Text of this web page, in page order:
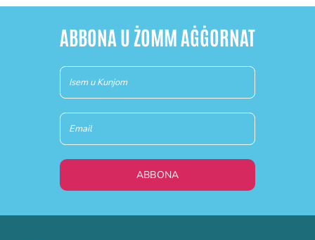
ABBONA U ŻOMM AĠĠORNAT
Newsletter
(MT)
ABBONA